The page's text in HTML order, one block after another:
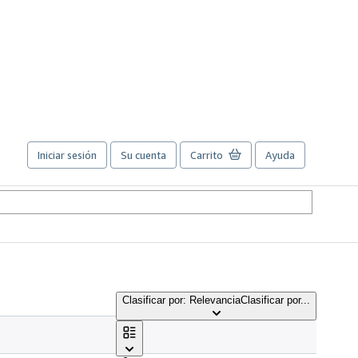
Iniciar sesión Su cuenta Carrito Ayuda
Clasificar por: RelevanciaClasificar por...